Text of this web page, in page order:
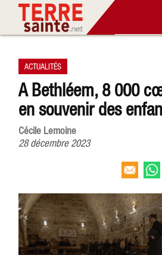
ACTUALITÉS
A Bethléem, 8 000
en souvenir des
Cécile Lemoine
28 décembre 2023